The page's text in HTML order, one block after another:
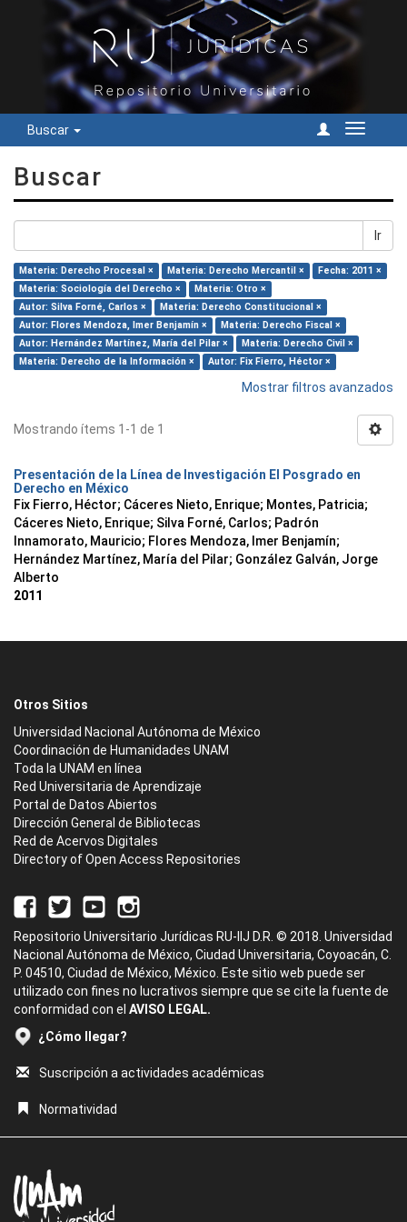
Buscar
Cambiar
Buscar
Ir
Materia: Derecho Procesal × Materia: Derecho Mercantil ×
Fecha: 2011 ×
Materia: Sociología del Derecho ×
Materia: Otro ×
Autor: Silva Forné, Carlos ×
Materia: Derecho Constitucional ×
Autor: Flores Mendoza, Imer Benjamín ×
Materia: Derecho Fiscal ×
Autor: Hernández Martínez, María del Pilar ×
Materia: Derecho Civil ×
Materia: Derecho de la Información ×
Autor: Fix Fierro, Héctor ×
Mostrar filtros avanzados
Mostrando ítems 1-1 de 1
Presentación de la Línea de Investigación El Posgrado en
Derecho en México
Fix Fierro, Héctor; Cáceres Nieto, Enrique; Montes, Patricia;
Cáceres Nieto, Enrique; Silva Forné, Carlos; Padrón
Innamorato, Mauricio; Flores Mendoza, Imer Benjamín;
Hernández Martínez, María del Pilar; González Galván, Jorge
Alberto
2011
Otros Sitios
Universidad Nacional Autónoma de México
Coordinación de Humanidades UNAM
Toda la UNAM en línea
Red Universitaria de Aprendizaje
Portal de Datos Abiertos
Dirección General de Bibliotecas
Red de Acervos Digitales
Directory of Open Access Repositories
Repositorio Universitario Jurídicas RU-IIJ D.R. © 2018. Universidad
Nacional Autónoma de México, Ciudad Universitaria, Coyoacán, C.
P. 04510, Ciudad de México, México. Este sitio web puede ser
utilizado con fines no lucrativos siempre que se cite la fuente de
conformidad con el AVISO LEGAL.
¿Cómo llegar?
Suscripción a actividades académicas
Normatividad